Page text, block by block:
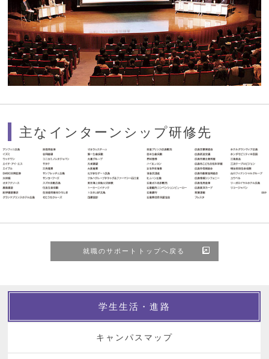
主なインターンシップ研修先
就職のサポートトップへ戻る
学生生活・進路
キャンパスマップ